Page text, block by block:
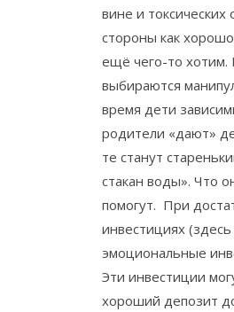
вине и
стороны как
ещё чего-то хотим.
выбираются
время дети
родители «дают»
те станут
стакан воды». Что
помогут. При
инвестициях
эмоциональные
Эти инвестиции
хороший депозит